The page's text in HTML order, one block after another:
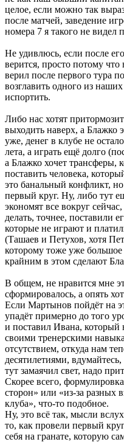
целое, если можно так
после матчей, заведение
номера 7 я такого не видел
Не удивлюсь, если после
верится, просто потому
верил после первого тура
возглавить одного из
испортить.
Либо нас хотят
выходить наверх, а Блажко
уже, денег в клубе не
лета, а играть ещё долго
а Блажко хочет трансферы,
поставить человека,
это банальный конфликт, но
первый круг. Ну, либо тут
экономят все вокруг
делать, точнее, поставили
которые не играют и
(Ташаев и Петухов, хотя
которому тоже уже
крайним в этом сделают
В общем, не нравится мне
сформировалось, а опять
Если Мартынов пойдёт на
упадёт примерно до того
и поставил Ивана, который
своими тренерскими
отсутствием, откуда нам
десятилетиями,
тут замаячил свет, надо
Скорее всего,
сторон» или «из-за разных
клуба», что-то подобное.
Ну, это всё так, мысли
то, как провели первый
себя на гранате, которую